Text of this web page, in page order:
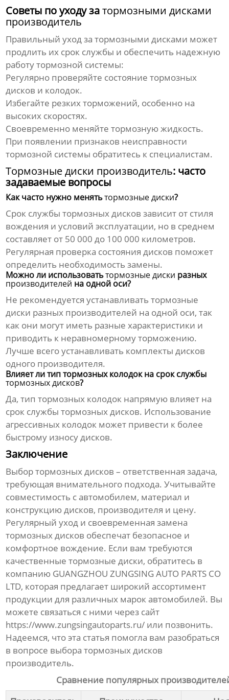
Советы по уходу затормозными дисками
производитель
Правильный уход затормозными дисками может
продлить их срок службы и обеспечить надежную
работу тормозной системы:
Регулярно проверяйте состояниетормозных
дисков и колодок.
Избегайте резких торможений, особенно на
высоких скоростях.
Своевременно меняйте тормозную жидкость.
При появлении признаков неисправности
тормозной системы обратитесь к специалистам.
Тормозные диски производитель: часто
задаваемые вопросы
Как часто нужно менятьтормозные диски?
Срок службытормозных дисков зависит от стиля
вождения и условий эксплуатации, но в среднем
составляет от 50 000 до 100 000 километров.
Регулярная проверка состояния дисков поможет
определить необходимость замены.
Можно ли использоватьтормозные диски разных
производителей на одной оси?
Не рекомендуется устанавливатьтормозные
диски разных производителей на одной оси, так
как они могут иметь разные характеристики и
приводить к неравномерному торможению.
Лучше всего устанавливать комплекты дисков
одного производителя.
Влияет ли тип тормозных колодок на срок службы
тормозных дисков?
Да, тип тормозных колодок напрямую влияет на
срок службытормозных дисков. Использование
агрессивных колодок может привести к более
быстрому износу дисков.
Заключение
Выбортормозных дисков – ответственная задача,
требующая внимательного подхода. Учитывайте
совместимость с автомобилем, материал и
конструкцию дисков, производителя и цену.
Регулярный уход и своевременная замена
тормозных дисков обеспечат безопасное и
комфортное вождение. Если вам требуются
качественныетормозные диски, обратитесь в
компанию GUANGZHOU ZUNGSING AUTO PARTS CO
LTD, которая предлагает широкий ассортимент
продукции для различных марок автомобилей. Вы
можете связаться с ними через сайт
https://www.zungsingautoparts.ru/ или позвонить.
Надеемся, что эта статья помогла вам разобраться
в вопросе выборатормозных дисков
производитель.
Сравнение популярных